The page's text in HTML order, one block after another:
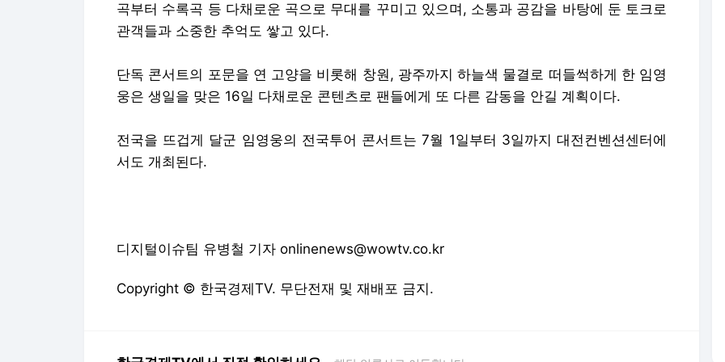
곡부터 수록곡 등 다채로운 곡으로 무대를 꾸미고 있으며, 소통과 공감을 바탕에 둔 토크로
관객들과 소중한 추억도 쌓고 있다.
단독 콘서트의 포문을 연 고양을 비롯해 창원, 광주까지 하늘색 물결로 떠들썩하게 한 임영
웅은 생일을 맞은 16일 다채로운 콘텐츠로 팬들에게 또 다른 감동을 안길 계획이다.
전국을 뜨겁게 달군 임영웅의 전국투어 콘서트는 7월 1일부터 3일까지 대전컨벤션센터에
서도 개최된다.
디지털이슈팀 유병철 기자 onlinenews@wowtv.co.kr
Copyright © 한국경제TV. 무단전재 및 재배포 금지.